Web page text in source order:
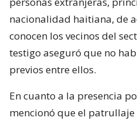
nacionalidad haitiana, de
conocen los vecinos del
testigo aseguró que no
previos entre ellos.
En cuanto a la presencia
mencionó que el patrullaje